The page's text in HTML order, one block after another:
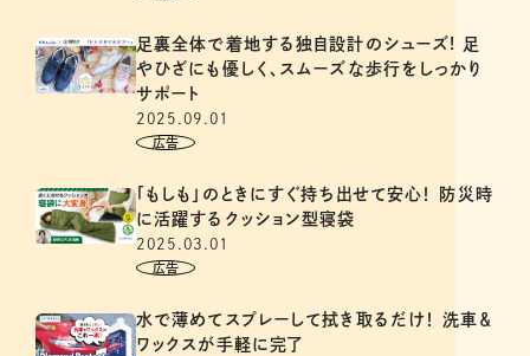
足裏全体で着地する独自設計のシューズ! 足
やひざにも優しく、スムーズな歩行をしっかり
サポート
2025.09.01
「もしも」のときにすぐ持ち出せて安心！ 防災時
に活躍するクッション型寝袋
2025.03.01
水で薄めてスプレーして拭き取るだけ！ 洗車＆
ワックスが手軽に完了